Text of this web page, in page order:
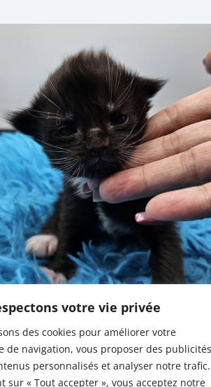
votre vie privée
des cookies pour améliorer votre
de navigation, vous proposer des publicités
personnalisés et analyser notre trafic.
sur « Tout accepter », vous acceptez notre
Chatons Disponibles